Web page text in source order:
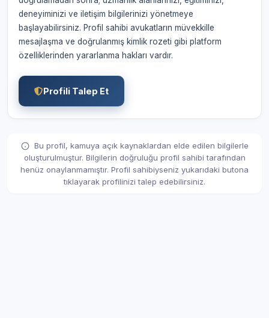
deneyiminizi ve iletişim bilgilerinizi yönetmeye
başlayabilirsiniz. Profil sahibi avukatların müvekkille
mesajlaşma ve doğrulanmış kimlik rozeti gibi platform
özelliklerinden yararlanma hakları vardır.
Profili Talep Et
Bu profil, kamuya açık kaynaklardan elde edilen bilgilerle
oluşturulmuştur. Bilgilerin doğruluğu profil sahibi tarafından
henüz onaylanmamıştır. Profil sahibiyseniz yukarıdaki butona
tıklayarak profilinizi talep edebilirsiniz.